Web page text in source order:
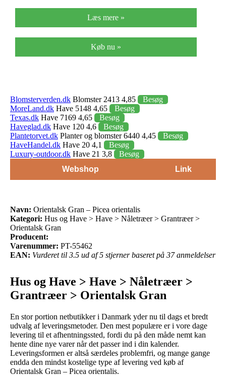
Læs mere »
Køb nu »
Blomsterverden.dk Blomster 2413 4,85
Besøg
MoreLand.dk Have 5148 4,65
Besøg
Texas.dk Have 7169 4,65
Besøg
Haveglad.dk Have 120 4,6
Besøg
Plantetorvet.dk Planter og blomster 6440 4,45
Besøg
HaveHandel.dk Have 20 4,1
Besøg
Luxury-outdoor.dk Have 21 3,8
Besøg
Webshop
Link
Navn: Orientalsk Gran – Picea orientalis
Kategori: Hus og Have > Have > Nåletræer > Grantræer >
Orientalsk Gran
Producent:
Varenummer: PT-55462
EAN: Vurderet til 3.5 ud af 5 stjerner baseret på 37 anmeldelser
Hus og Have > Have > Nåletræer >
Grantræer > Orientalsk Gran
En stor portion netbutikker i Danmark yder nu til dags et bredt
udvalg af leveringsmetoder. Den mest populære er i vore dage
levering til et afhentningssted, fordi du på den måde nemt kan
hente dine nye varer når det passer ind i din kalender.
Leveringsformen er altså særdeles problemfri, og mange gange
endda den mindst kostelige type af levering ved køb af
Orientalsk Gran – Picea orientalis.